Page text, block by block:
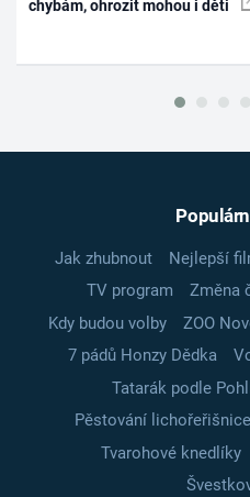
chybám, ohrozit mohou i děti
Jak zhubnout Nejlepší
TV program
Změna
Kdy budou volby
ZOO
7 pádů Honzy Dědka
Tatarák podle
Pěstování lichořeřišnice
Tvarohové knedlíky